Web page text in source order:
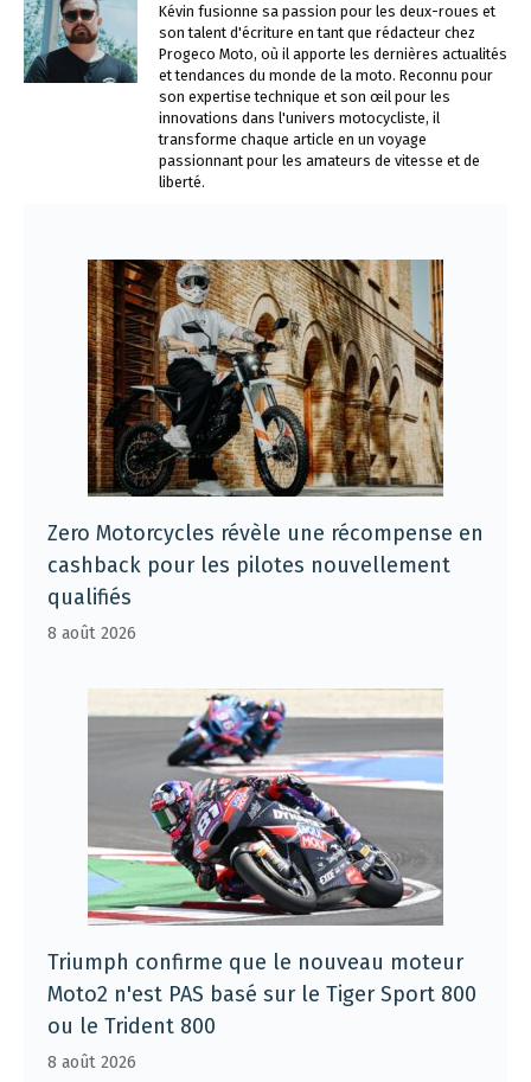
Kévin fusionne sa passion pour les deux-roues et
son talent d'écriture en tant que rédacteur chez
Progeco Moto, où il apporte les dernières actualités
et tendances du monde de la moto. Reconnu pour
son expertise technique et son œil pour les
innovations dans l'univers motocycliste, il
transforme chaque article en un voyage
passionnant pour les amateurs de vitesse et de
liberté.
Zero Motorcycles révèle une récompense en
cashback pour les pilotes nouvellement
qualifiés
8 août 2026
Triumph confirme que le nouveau moteur
Moto2 n'est PAS basé sur le Tiger Sport 800
ou le Trident 800
8 août 2026